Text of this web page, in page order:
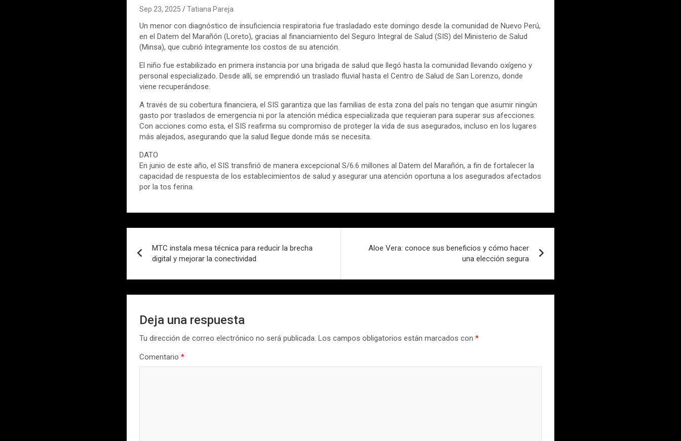
Sep 23, 2025 Tatiana Pareja
Un menor con diagnóstico de insuficiencia respiratoria fue trasladado este domingo desde la comunidad de Nuevo Perú,
en el Datem del Marañón (Loreto), gracias al financiamiento del Seguro Integral de Salud (SIS) del Ministerio de Salud
(Minsa), que cubrió íntegramente los costos de su atención.
El niño fue estabilizado en primera instancia por una brigada de salud que llegó hasta la comunidad llevando oxígeno y
personal especializado. Desde allí, se emprendió un traslado fluvial hasta el Centro de Salud de San Lorenzo, donde
viene recuperándose.
A través de su cobertura financiera, el SIS garantiza que las familias de esta zona del país no tengan que asumir ningún
gasto por traslados de emergencia ni por la atención médica especializada que requieran para superar sus afecciones.
Con acciones como esta, el SIS reafirma su compromiso de proteger la vida de sus asegurados, incluso en los lugares
más alejados, asegurando que la salud llegue donde más se necesita.
DATO
En junio de este año, el SIS transfirió de manera excepcional S/6.6 millones al Datem del Marañón, a fin de fortalecer la
capacidad de respuesta de los establecimientos de salud y asegurar una atención oportuna a los asegurados afectados
por la tos ferina.
de
entradas
MTC instala mesa técnica para reducir la brecha
digital y mejorar la conectividad
Aloe Vera: conoce sus beneficios y cómo hacer
una elección segura
Deja una respuesta
Tu dirección de correo electrónico no será publicada. Los campos obligatorios están marcados con*
Comentario*